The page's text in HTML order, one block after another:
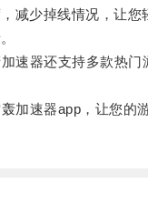
减少掉线情况，让您
器还支持多款热门
速器app，让您的